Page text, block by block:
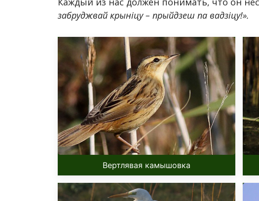
забруджвай крыніцу – прыйдзеш па вадзіцу!».
Вертлявая камышовка